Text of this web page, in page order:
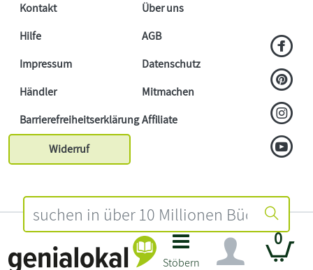
Stöbern
0
Kontakt
Über uns
Hilfe
AGB
Impressum
Datenschutz
Händler
Mitmachen
BarrierefreiheitserklärungAffiliate
Widerruf